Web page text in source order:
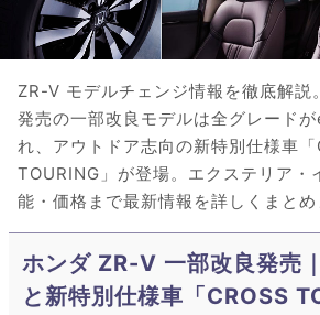
ZR-V モデルチェンジ情報を徹底解
発売の一部改良モデルは全グレード
れ、アウトドア志向の新特別仕様車「
TOURING」が登場。エクステリア・
能・価格まで最新情報を詳しくまとめ
ホンダ ZR-V 一部改良発売
と新特別仕様車「CROSS